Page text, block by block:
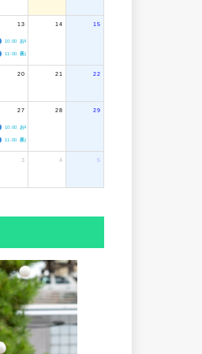
13
10:00 お寺のジャグリング教室
11:00 夜のボードゲーム会
14 15
20 21 22
27
10:00 お寺のジャグリング教室
11:00 夜のボードゲーム会
28 29
3 4 5